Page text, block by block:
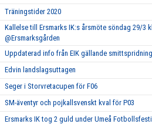
Träningstider 2020
Kallelse till Ersmarks IK:s årsmöte söndag 29/3
@Ersmarksgården
Uppdaterad info från EIK gällande
Edvin landslagsuttagen
Seger i Storvretacupen för F06
SM-äventyr och pojkallsvenskt kval för P03
Ersmarks IK tog 2 guld under Umeå